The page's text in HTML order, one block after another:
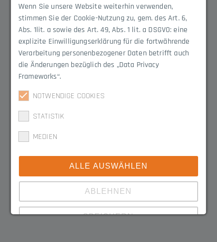
3050.1302B
Wenn Sie unsere Website weiterhin verwenden,
stimmen Sie der Cookie-Nutzung zu, gem. des Art. 6,
Abs. 1lit. a sowie des Art. 49, Abs. 1 lit. a DSGVO: eine
explizite Einwilligungserklärung für die fortwährende
Verarbeitung personenbezogener Daten betrifft auch
die Änderungen bezüglich des „Data Privacy
Frameworks“.
NOTWENDIGE COOKIES
STATISTIK
MEDIEN
ALLE AUSWÄHLEN
ABLEHNEN
SPEICHERN